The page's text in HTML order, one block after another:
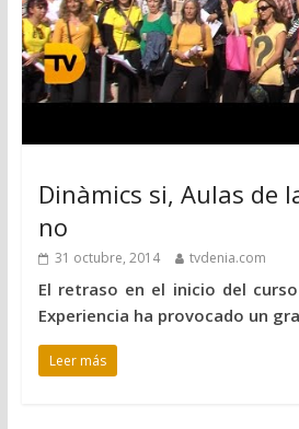
Dinàmics si, Aulas de
no
31 octubre, 2014 tvdenia.com
El retraso en el inicio del
Experiencia ha provocado un
Leer más